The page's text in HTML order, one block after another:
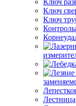
Ключ
Ключ
Ключ